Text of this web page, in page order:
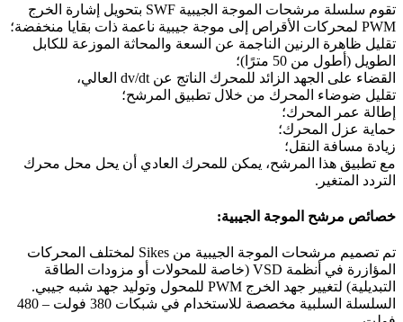
تقوم سلسلة مرشحات الموجة الجيبية SWF بتحويل إشارة الخرج
PWM لمحركات الأقراص إلى موجة جيبية ناعمة ذات بقايا منخفضة؛
تقليل ظاهرة الرنين الناجمة عن السعة والمحاثة الموزعة للكابل
الطويل (أطول من 50 مترًا)؛
القضاء على الجهد الزائد للمحرك الناتج عن dv/dt العالي،
تقليل ضوضاء المحرك من خلال تطبيق المرشح؛
إطالة عمر المحرك؛
حماية عزل المحرك؛
زيادة مسافة النقل؛
مع تطبيق هذا المرشح، يمكن للمحرك العادي أن يحل محل محرك
التردد المتغير.
خصائص مرشح الموجة الجيبية:
تم تصميم مرشحات الموجة الجيبية من Sikes لمختلف المحركات
المؤازرة في أنظمة VSD (خاصة للمحولات أو مزودات الطاقة
التبديلية) لتغيير جهد الخرج PWM للمحول وتوليد جهد شبه جيبي.
السلسلة السلبية مخصصة للاستخدام في شبكات 380 فولت – 480